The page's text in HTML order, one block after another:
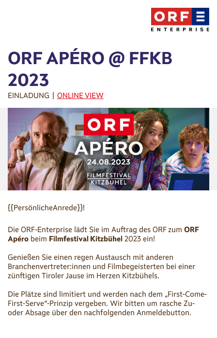
ORF APÉRO @ FFKB
2023
EINLADUNG | ONLINE VIEW
{{PersönlicheAnrede}}!
Die ORF-Enterprise lädt Sie im Auftrag des ORF zum ORF
Apéro beim Filmfestival Kitzbühel 2023 ein!
Genießen Sie einen regen Austausch mit anderen
Branchenvertreter:innen und Filmbegeisterten bei einer
zünftigen Tiroler Jause im Herzen Kitzbühels.
Die Plätze sind limitiert und werden nach dem „First-Come-
First-Serve“-Prinzip vergeben. Wir bitten um rasche Zu-
oder Absage über den nachfolgenden Anmeldebutton.